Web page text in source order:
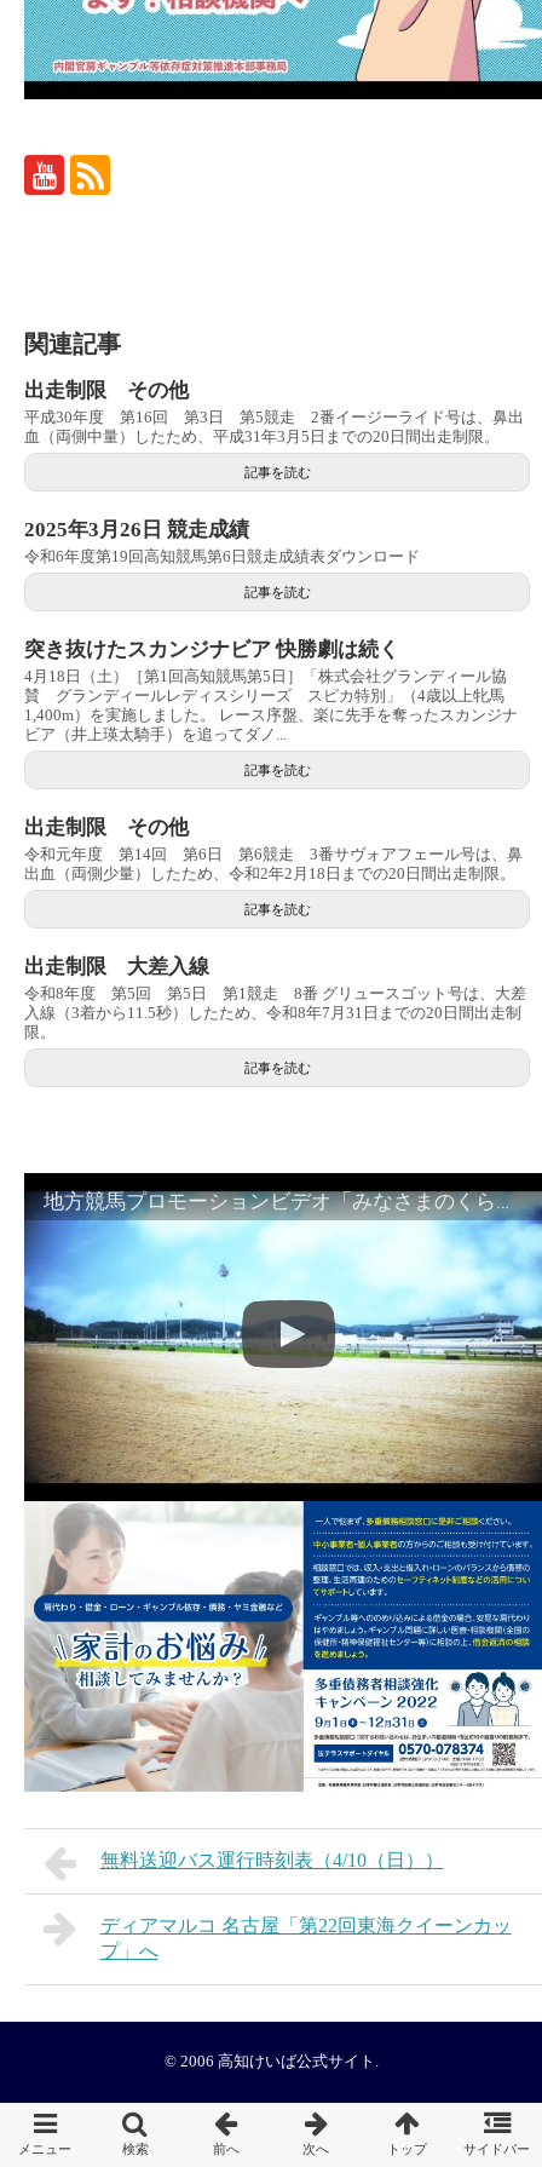
関連記事
出走制限 その他
平成30年度 第16回 第3日 第5競走 2番イージーライド号は、鼻出
血（両側中量）したため、平成31年3月5日までの20日間出走制限。
記事を読む
2025年3月26日 競走成績
令和6年度第19回高知競馬第6日競走成績表ダウンロード
記事を読む
突き抜けたスカンジナビア 快勝劇は続く
4月18日（土）［第1回高知競馬第5日］「株式会社グランディール協
賛 グランディールレディスシリーズ スピカ特別」（4歳以上牝馬
1,400m）を実施しました。 レース序盤、楽に先手を奪ったスカンジナ
ビア（井上瑛太騎手）を追ってダノ...
記事を読む
出走制限 その他
令和元年度 第14回 第6日 第6競走 3番サヴォアフェール号は、鼻
出血（両側少量）したため、令和2年2月18日までの20日間出走制限。
記事を読む
出走制限 大差入線
令和8年度 第5回 第5日 第1競走 8番 グリュースゴット号は、大差
入線（3着から11.5秒）したため、令和8年7月31日までの20日間出走制
限。
記事を読む
地方競馬プロモーションビデオ「みなさまのくらしのために」30秒篇｜NAR公式
無料送迎バス運行時刻表（4/10（日））
ディアマルコ 名古屋「第22回東海クイーンカッ
プ」へ
© 2006 高知けいば公式サイト .